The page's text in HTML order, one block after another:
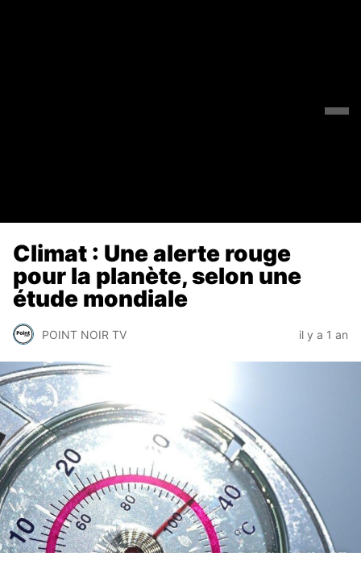
Climat : Une alerte rouge
pour la planète, selon une
étude mondiale
POINT NOIR TV il y a 1 an